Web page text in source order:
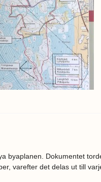
byaplanen. Dokumentet
varefter det delas ut till